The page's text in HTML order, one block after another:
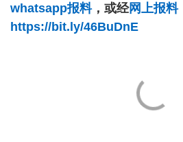
whatsapp报料，或经网上报料
https://bit.ly/46BuDnE